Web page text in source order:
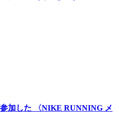
加した 〈NIKE RUNNING メ